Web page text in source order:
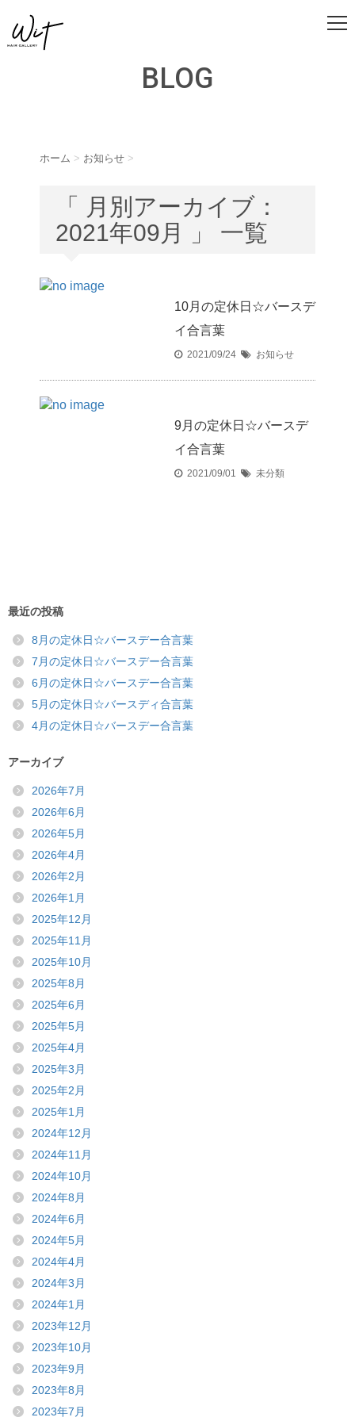
BLOG
ホーム > お知らせ >
「 月別アーカイブ：
2021年09月 」 一覧
10月の定休日☆バースデ
イ合言葉
2021/09/24 お知らせ
9月の定休日☆バースデ
イ合言葉
2021/09/01 未分類
最近の投稿
8月の定休日☆バースデー合言葉
7月の定休日☆バースデー合言葉
6月の定休日☆バースデー合言葉
5月の定休日☆バースディ合言葉
4月の定休日☆バースデー合言葉
アーカイブ
2026年7月
2026年6月
2026年5月
2026年4月
2026年2月
2026年1月
2025年12月
2025年11月
2025年10月
2025年8月
2025年6月
2025年5月
2025年4月
2025年3月
2025年2月
2025年1月
2024年12月
2024年11月
2024年10月
2024年8月
2024年6月
2024年5月
2024年4月
2024年3月
2024年1月
2023年12月
2023年10月
2023年9月
2023年8月
2023年7月